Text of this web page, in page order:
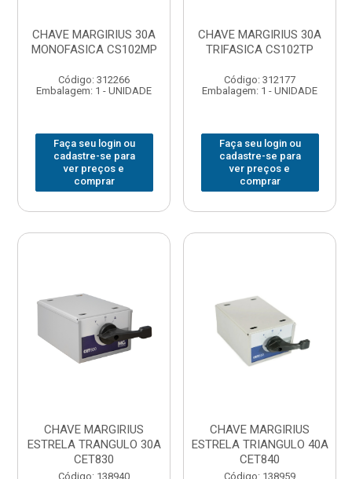
CHAVE MARGIRIUS 30A
MONOFASICA CS102MP
Código: 312266
Embalagem: 1 - UNIDADE
Faça seu login ou
cadastre-se para
ver preços e
comprar
CHAVE MARGIRIUS 30A
TRIFASICA CS102TP
Código: 312177
Embalagem: 1 - UNIDADE
Faça seu login ou
cadastre-se para
ver preços e
comprar
CHAVE MARGIRIUS
ESTRELA TRANGULO 30A
CET830
Código: 138940
CHAVE MARGIRIUS
ESTRELA TRIANGULO 40A
CET840
Código: 138959